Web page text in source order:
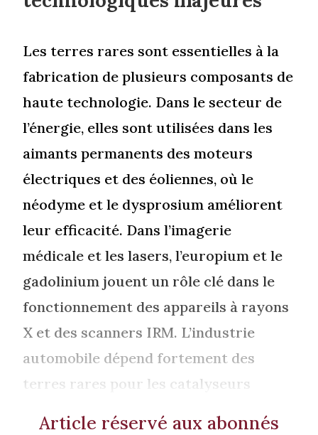
Les terres rares sont essentielles à la
fabrication de plusieurs composants de
haute technologie. Dans le secteur de
l’énergie, elles sont utilisées dans les
aimants permanents des moteurs
électriques et des éoliennes, où le
néodyme et le dysprosium améliorent
leur efficacité. Dans l’imagerie
médicale et les lasers, l’europium et le
gadolinium jouent un rôle clé dans le
fonctionnement des appareils à rayons
X et des scanners IRM. L’industrie
automobile dépend fortement des
terres rares pour les catalyseurs
Article réservé aux abonnés